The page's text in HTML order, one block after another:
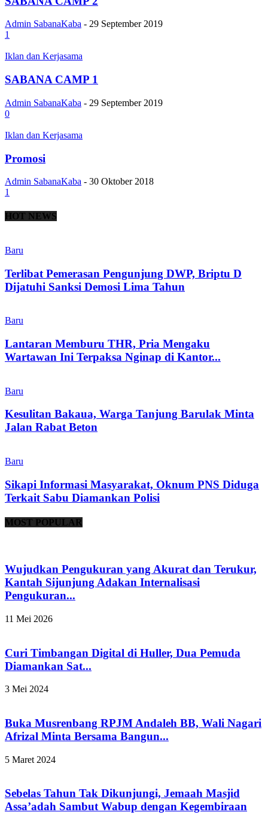
Admin SabanaKaba - 29 September 2019
1
Iklan dan Kerjasama
SABANA CAMP 1
Admin SabanaKaba - 29 September 2019
0
Iklan dan Kerjasama
Promosi
Admin SabanaKaba - 30 Oktober 2018
1
HOT NEWS
Baru
Terlibat Pemerasan Pengunjung DWP, Briptu D
Dijatuhi Sanksi Demosi Lima Tahun
Baru
Lantaran Memburu THR, Pria Mengaku
Wartawan Ini Terpaksa Nginap di Kantor...
Baru
Kesulitan Bakaua, Warga Tanjung Barulak Minta
Jalan Rabat Beton
Baru
Sikapi Informasi Masyarakat, Oknum PNS Diduga
Terkait Sabu Diamankan Polisi
MOST POPULAR
Wujudkan Pengukuran yang Akurat dan Terukur,
Kantah Sijunjung Adakan Internalisasi
Pengukuran...
11 Mei 2026
Curi Timbangan Digital di Huller, Dua Pemuda
Diamankan Sat...
3 Mei 2024
Buka Musrenbang RPJM Andaleh BB, Wali Nagari
Afrizal Minta Bersama Bangun...
5 Maret 2024
Sebelas Tahun Tak Dikunjungi, Jemaah Masjid
Assa’adah Sambut Wabup dengan Kegembiraan